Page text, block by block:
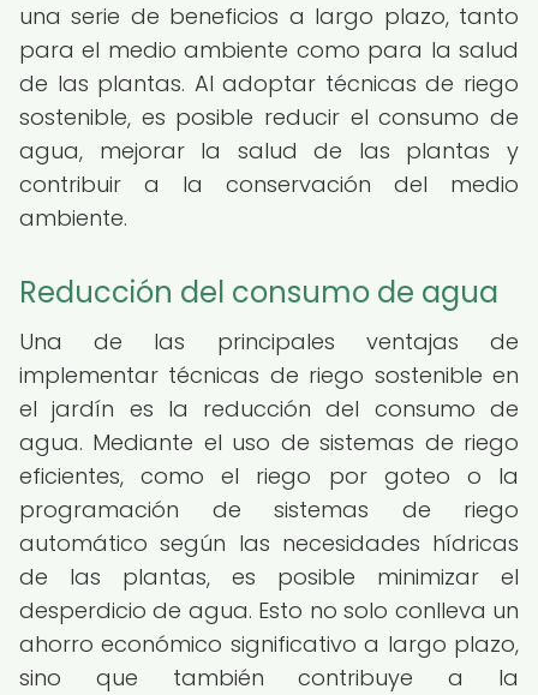
una serie de beneficios a largo plazo, tanto
para el medio ambiente como para la salud
de las plantas. Al adoptar técnicas de riego
sostenible, es posible reducir el consumo de
agua, mejorar la salud de las plantas y
contribuir a la conservación del medio
ambiente.
Reducción del consumo de agua
Una de las principales ventajas de
implementar técnicas de riego sostenible en
el jardín es la reducción del consumo de
agua. Mediante el uso de sistemas de riego
eficientes, como el riego por goteo o la
programación de sistemas de riego
automático según las necesidades hídricas
de las plantas, es posible minimizar el
desperdicio de agua. Esto no solo conlleva un
ahorro económico significativo a largo plazo,
sino que también contribuye a la